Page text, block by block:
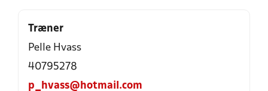
Træner
Pelle Hvass
40795278
p_hvass@hotmail.com